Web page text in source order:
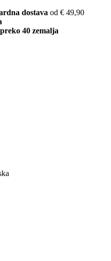
dostava od € 49,90
40 zemalja